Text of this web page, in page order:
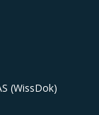
(WissDok)